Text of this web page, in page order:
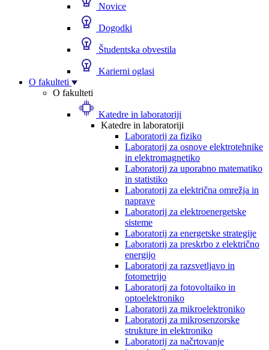
Novice
Dogodki
Študentska obvestila
Karierni oglasi
O fakulteti
O fakulteti
Katedre in laboratoriji
Katedre in laboratoriji
Laboratorij za fiziko
Laboratorij za osnove elektrotehnike
in elektromagnetiko
Laboratorij za uporabno matematiko
in statistiko
Laboratorij za električna omrežja in
naprave
Laboratorij za elektroenergetske
sisteme
Laboratorij za energetske strategije
Laboratorij za preskrbo z električno
energijo
Laboratorij za razsvetljavo in
fotometrijo
Laboratorij za fotovoltaiko in
optoelektroniko
Laboratorij za mikroelektroniko
Laboratorij za mikrosenzorske
strukture in elektroniko
Laboratorij za načrtovanje